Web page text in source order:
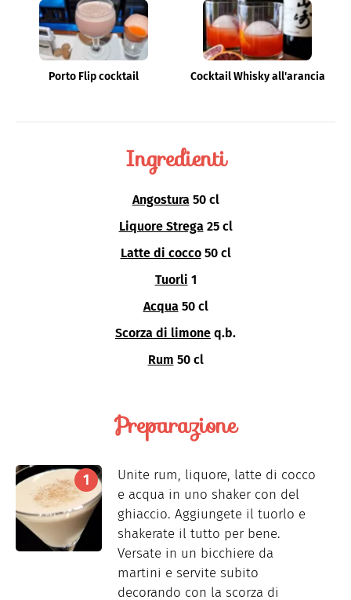
Porto Flip cocktail Cocktail Whisky all'arancia
Ingredienti
Angostura 50 cl
Liquore Strega 25 cl
Latte di cocco 50 cl
Tuorli 1
Acqua 50 cl
Scorza di limone q.b.
Rum 50 cl
Preparazione
Unite rum, liquore, latte di cocco
e acqua in uno shaker con del
ghiaccio. Aggiungete il tuorlo e
shakerate il tutto per bene.
Versate in un bicchiere da
martini e servite subito
decorando con la scorza di